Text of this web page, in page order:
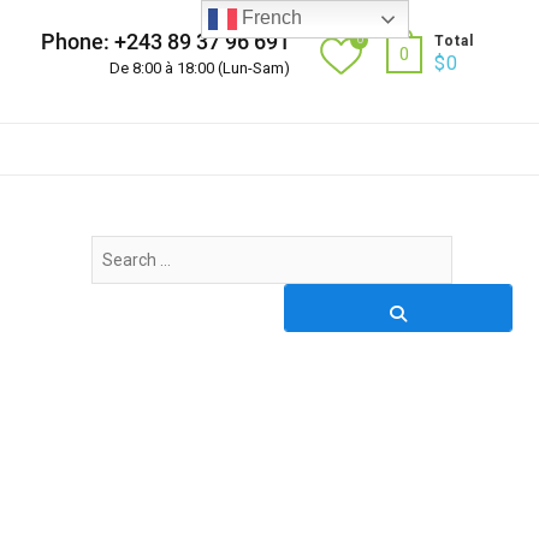
Phone: +243 89 37 96 691
De 8:00 à 18:00 (Lun-Sam)
0
0
Total
$0
Search
French